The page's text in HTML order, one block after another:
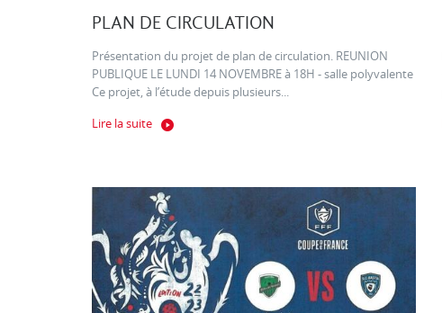
PLAN DE CIRCULATION
Présentation du projet de plan de circulation. REUNION
PUBLIQUE LE LUNDI 14 NOVEMBRE à 18H - salle polyvalente
Ce projet, à l’étude depuis plusieurs...
Lire la suite